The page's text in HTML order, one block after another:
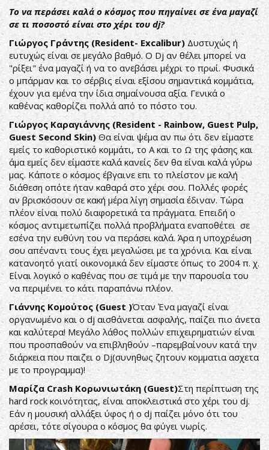
Το να περάσει καλά ο κόσμος που πηγαίνει σε ένα μαγαζί
σε τι ποσοστό είναι στο χέρι του dj?
Γιώργος Γράντης (Resident- Excalibur)Δυστυχώς ή
ευτυχώς είναι σε μεγάλο βαθμό. Ο Dj αν θέλει μπορεί να
"ρίξει" ένα μαγαζί ή να το ανεβάσει μέχρι το πρωί. Φυσικά
ο μπάρμαν και το σέρβις είναι εξίσου σημαντικά κομμάτια,
έχουν για εμένα την ίδια σημαίνουσα αξία. Γενικά ο
καθένας καθορίζει πολλά από το πόστο του.
Γιώργος Καραγιάννης (Resident - Rainbow, Guest Pulp,
Guest Second Skin)Θα είναι ψέμα αν πω ότι δεν είμαστε
εμείς το καθοριστικό κομμάτι, το Α και το Ω της φάσης και
άμα εμείς δεν είμαστε καλά κανείς δεν θα είναι καλά γύρω
μας. Κάποτε ο κόσμος έβγαινε επι το πλείστον με καλή
διάθεση οπότε ήταν καθαρά στο χέρι σου. Πολλές φορές
αν βρισκόσουν σε κακή μέρα λίγη σημασία έδιναν. Τώρα
πλέον είναι πολύ διαφορετικά τα πράγματα. Επειδή ο
κόσμος αντιμετωπίζει πολλά προβλήματα εναποθέτει σε
εσένα την ευθύνη του να περάσει καλά. Άρα η υποχρέωση
σου απέναντι τους έχει μεγαλώσει με τα χρόνια. Και είναι
κατανοητό γιατί οικονομικά δεν είμαστε όπως το 2004 π. χ.
Είναι λογικό ο καθένας που σε τιμά με την παρουσία του
να περιμένει το κάτι παραπάνω πλέον.
Γιάννης Κομούτος (Guest )Όταν Ένα μαγαζί είναι
οργανωμένο και ο dj αισθάνεται ασφαλής, παίζει πιο άνετα
και καλύτερα! Μεγάλο λάθος πολλών επιχειρηματιών είναι
που προσπαθούν να επιβληθούν –παρεμβαίνουν κατά την
διάρκεια που παιζει ο Dj(συνηθως ζητουν κομματια ασχετα
με το προγραμμα)!
Μαρίζα Crash Κορωνιωτάκη (Guest)Στη περίπτωση της
hard rock κοινότητας, είναι αποκλειστικά στο χέρι του dj.
Εάν η μουσική αλλάξει ύφος ή ο dj παίζει μόνο ότι του
αρέσει, τότε σίγουρα ο κόσμος θα φύγει νωρίς.